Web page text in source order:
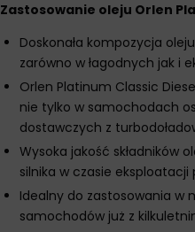
Zastosowanie oleju Orlen
Doskonała kompozycja
zarówno w łagodnych jak i
Orlen Platinum Classic
nie tylko w samochodach
dostawczych z
Wysoka jakość składników
silnika w czasie eksploatacji
Idealny do zastosowania w
samochodów już z